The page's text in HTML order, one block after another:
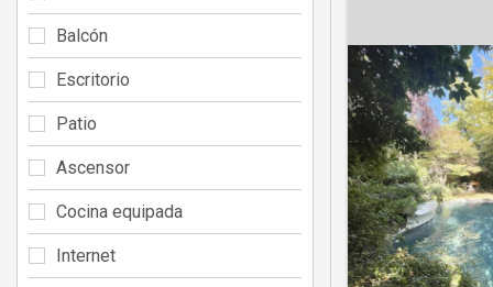
Balcón
Escritorio
Patio
Ascensor
Cocina equipada
Internet